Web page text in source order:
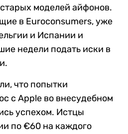
моделей айфонов.
в Euroconsumers, уже
и Испании и
недели подать иски в
что попытки
с Apple во внесудебном
успехом. Истцы
по €60 на каждого